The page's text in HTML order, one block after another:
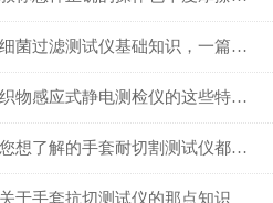
细菌过滤测试仪基础知识，一篇搞定
织物感应式静电测检仪的这些特点很少有人都知道
您想了解的手套耐切割测试仪都在这里了
关于手套抗切测试仪的那点知识